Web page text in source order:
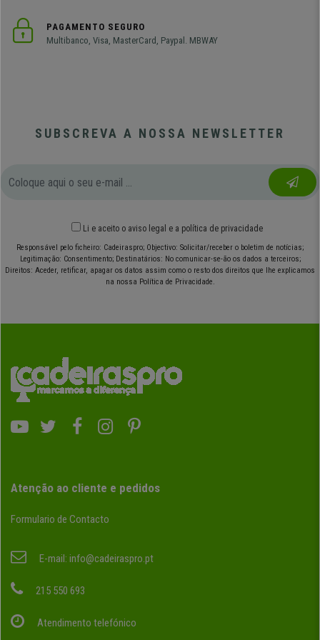
PAGAMENTO SEGURO
Multibanco, Visa, MasterCard, Paypal. MBWAY
SUBSCREVA A NOSSA NEWSLETTER
Li e aceito o aviso legal e a política de privacidade
Responsável pelo ficheiro: Cadeiraspro; Objectivo: Solicitar/receber o boletim de notícias;
Legitimação: Consentimento; Destinatários: No comunicar-se-ão os dados a terceiros;
Direitos: Aceder, retificar, apagar os datos assim como o resto dos direitos que lhe explicamos
na nossa Política de Privacidade.
Atenção ao cliente e pedidos
Formulario de Contacto
E-mail: info@cadeiraspro.pt
215 550 693
Atendimento telefónico